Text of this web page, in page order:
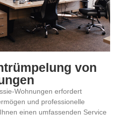
von
Wohnungen erfordert
und professionelle
einen umfassenden Service